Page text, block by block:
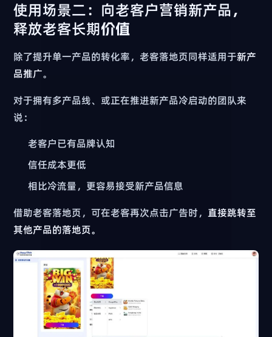
使用场景二：向老客户营销新产品，
释放老客长期价值
除了提升单一产品的转化率，老客落地页同样适用于新产
品推广。
对于拥有多产品线、或正在推进新产品冷启动的团队来
说：
老客户已有品牌认知
信任成本更低
相比冷流量，更容易接受新产品信息
借助老客落地页，可在老客再次点击广告时， 直接跳转至
其他产品的落地页。